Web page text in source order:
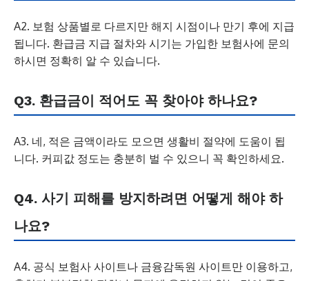
A2. 보험 상품별로 다르지만 해지 시점이나 만기 후에 지급
됩니다. 환급금 지급 절차와 시기는 가입한 보험사에 문의
하시면 정확히 알 수 있습니다.
Q3. 환급금이 적어도 꼭 찾아야 하나요?
A3. 네, 적은 금액이라도 모으면 생활비 절약에 도움이 됩
니다. 커피값 정도는 충분히 벌 수 있으니 꼭 확인하세요.
Q4. 사기 피해를 방지하려면 어떻게 해야 하
나요?
A4. 공식 보험사 사이트나 금융감독원 사이트만 이용하고,